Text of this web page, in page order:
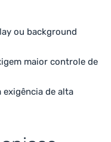
ou background
maior controle de
de alta